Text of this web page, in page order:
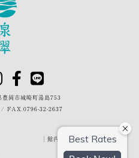
岡市城崎町湯島753
/ FAX.0796-32-2637
館内・施設